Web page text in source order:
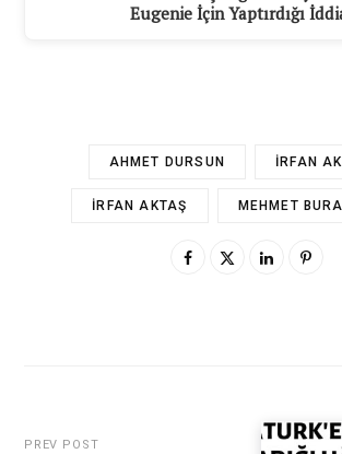
Eugenie İçin Yaptırdığı
AHMET DURSUN İRFAN
İRFAN AKTAŞ MEHMET
PREV POST